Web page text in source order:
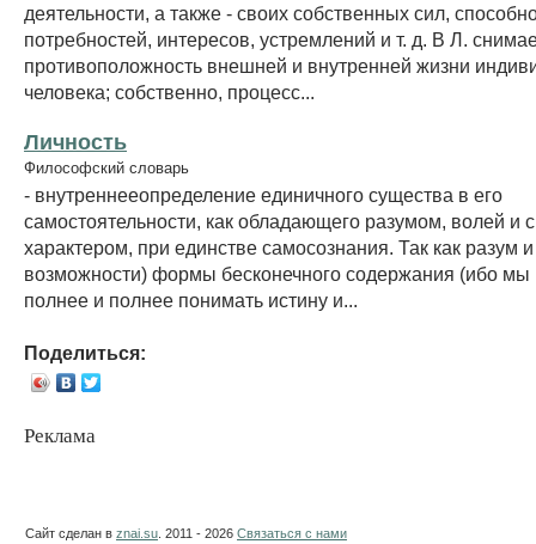
деятельности, а также - своих собственных сил,
потребностей, интересов, устремлений и т. д. В Л.
противоположность внешней и внутренней жизни
человека; собственно, процесс...
Личность
Философский словарь
- внутреннееопределение единичного существа в его
самостоятельности, как обладающего разумом, волей и
характером, при единстве самосознания. Так как разум
возможности) формы бесконечного содержания (ибо
полнее и полнее понимать истину и...
Поделиться:
Реклама
Сайт сделан в znai.su . 2011 - 2026 Связаться с нами